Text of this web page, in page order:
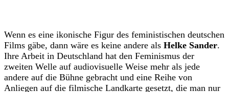
Wenn es eine ikonische Figur des feministischen deutschen
Films gäbe, dann wäre es keine andere als Helke Sander.
Ihre Arbeit in Deutschland hat den Feminismus der
zweiten Welle auf audiovisuelle Weise mehr als jede
andere auf die Bühne gebracht und eine Reihe von
Anliegen auf die filmische Landkarte gesetzt, die man nur